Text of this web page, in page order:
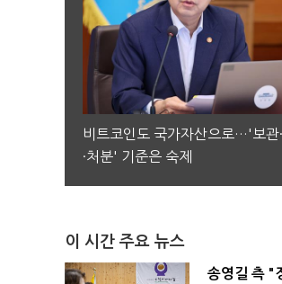
비트코인도 국가자산으로…'보관
·처분' 기준은 숙제
이 시간 주요 뉴스
송영길 측 "